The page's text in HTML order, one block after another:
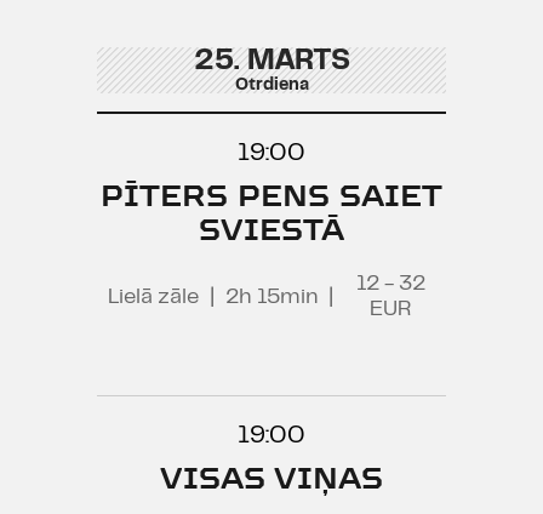
25. MARTS
Otrdiena
19:00
PĪTERS PENS SAIET
SVIESTĀ
Lielā zāle 2h 15min
12 - 32
EUR
19:00
VISAS VIŅAS